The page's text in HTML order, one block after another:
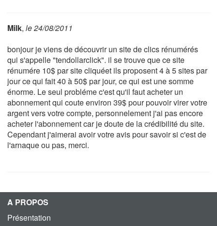
Milk, le 24/08/2011
bonjour je viens de découvrir un site de clics rénumérés
qui s'appelle "tendollarclick". il se trouve que ce site
rénumére 10$ par site cliquéet ils proposent 4 à 5 sites par
jour ce qui fait 40 à 50$ par jour, ce qui est une somme
énorme. Le seul probléme c'est qu'il faut acheter un
abonnement qui coute environ 39$ pour pouvoir virer votre
argent vers votre compte, personnelement j'ai pas encore
acheter l'abonnement car je doute de la crédibilité du site.
Cependant j'aimerai avoir votre avis pour savoir si c'est de
l'arnaque ou pas, merci.
A PROPOS
Présentation